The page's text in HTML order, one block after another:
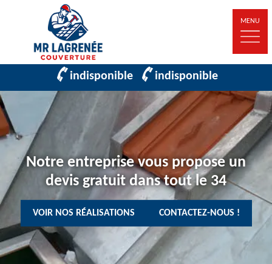
MENU
indisponible indisponible
Notre entreprise vous propose un
devis gratuit dans tout le 34
VOIR NOS RÉALISATIONS CONTACTEZ-NOUS !